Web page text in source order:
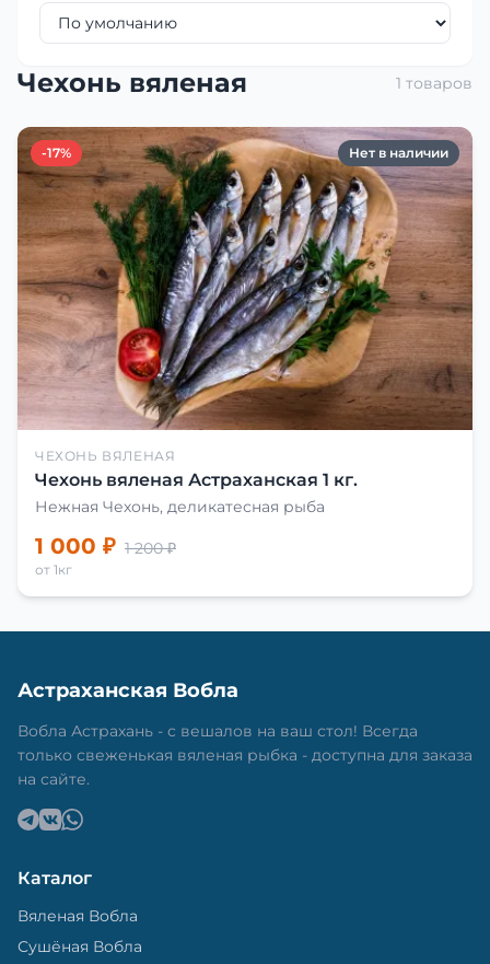
Чехонь вяленая 1 товаров
-17% Нет в наличии
ЧЕХОНЬ ВЯЛЕНАЯ
Чехонь вяленая Астраханская 1 кг.
Нежная Чехонь, деликатесная рыба
1 000 ₽ 1 200 ₽
от 1кг
Астраханская Вобла
Вобла Астрахань - с вешалов на ваш стол! Всегда
только свеженькая вяленая рыбка - доступна для заказа
на сайте.
Каталог
Вяленая Вобла
Сушёная Вобла